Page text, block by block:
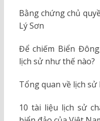
Bằng chứng chủ
Lý Sơn
Để chiếm Biển
lịch sử như thế nào?
Tổng quan về lịch
10 tài liệu lịch sử